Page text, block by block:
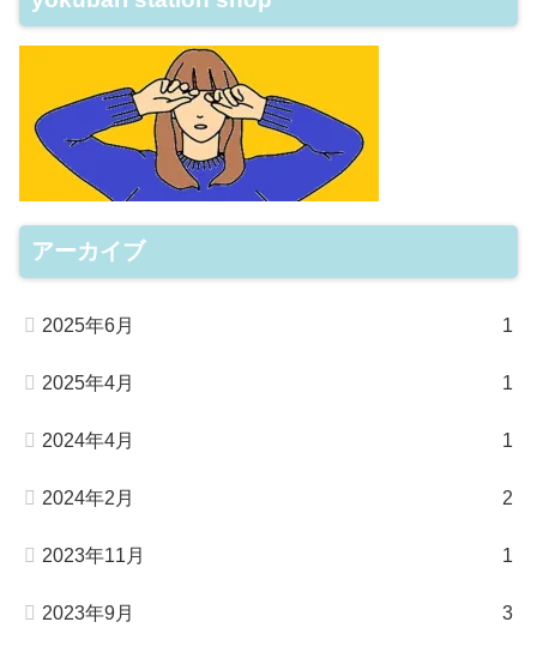
アーカイブ
2025年6月 1
2025年4月 1
2024年4月 1
2024年2月 2
2023年11月 1
2023年9月 3